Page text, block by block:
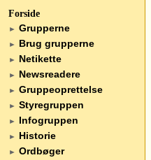
Forside
► Grupperne
► Brug grupperne
► Netikette
► Newsreadere
► Gruppeoprettelse
► Styregruppen
► Infogruppen
► Historie
► Ordbøger